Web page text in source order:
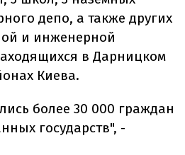
депо, а также других
и инженерной
в Дарницком
Киева.
более 30 000 граждан
государств", -